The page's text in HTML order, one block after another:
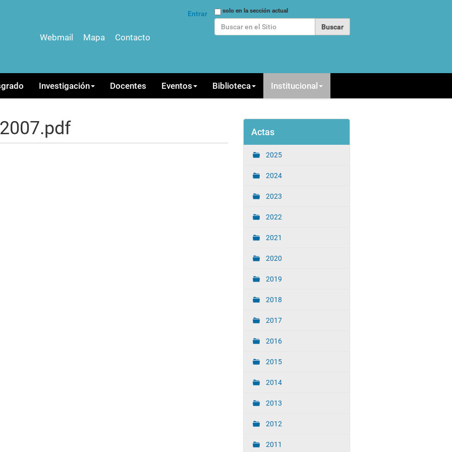
Buscarsolo en la sección actual
Entrar
Webmail Mapa Contacto
Investigación Docentes Eventos Biblioteca Institucional
Actas
2025
2024
2023
2022
2021
2020
2019
2018
2017
2016
2015
2014
2013
2012
2011